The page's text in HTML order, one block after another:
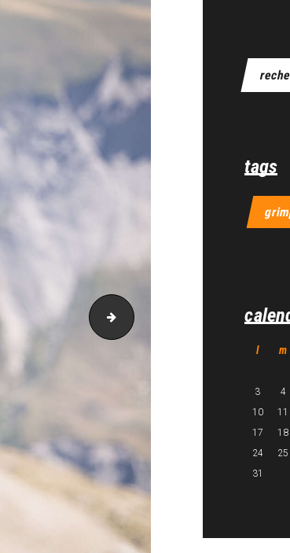
PIC_4536
tags
l m
3
4
10
11
17
18
24
25
31